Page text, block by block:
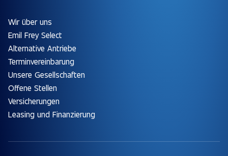
Wir über uns
Emil Frey Select
Alternative Antriebe
Terminvereinbarung
Unsere Gesellschaften
Offene Stellen
Versicherungen
Leasing und Finanzierung